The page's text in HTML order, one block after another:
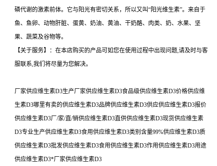
磷代谢的激素前体。它与阳光有密切关系，所以又叫“阳光维生素”。来自于
鱼、鱼卵、动物肝脏、蛋黄、奶油、黄油、干奶酪、肉类、奶、水果、坚
果、蔬菜及谷物等。
【关于服务】：在本店购买的产品可如您在使用过程中出现问题,请及时与客
服联系,我们将尽量为您解决。
厂家供应维生素D3生产厂家供应维生素D3食品级供应维生素D3价格供应维
生素D3哪里有卖的供应维生素D3品牌供应维生素D3供应供应维生素D3报价
供应维生素D3厂/家/直/销供应维生素D3直供供应维生素D3现货供应维生素
D3专业生产供应维生素D3食用供应维生素D3类别含量99%供应维生素D3质
供应维生素D3批发供应维生素D3食用供应维生素D3作用供应维生素D3用途
供应维生素D3*厂家供应维生素D3